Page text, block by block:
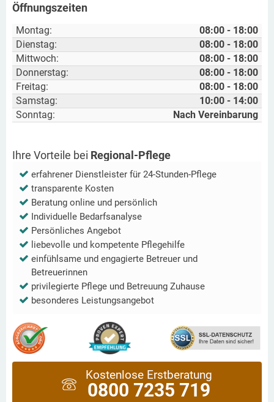
Öffnungszeiten
Montag:
08:00 - 18:00
Dienstag:
08:00 - 18:00
Mittwoch:
08:00 - 18:00
Donnerstag:
08:00 - 18:00
Freitag:
08:00 - 18:00
Samstag:
10:00 - 14:00
Sonntag:
Nach Vereinbarung
Ihre Vorteile bei Regional-Pflege
erfahrener Dienstleister für 24-Stunden-Pflege
transparente Kosten
Beratung online und persönlich
Individuelle Bedarfsanalyse
Persönliches Angebot
liebevolle und kompetente Pflegehilfe
einfühlsame und engagierte Betreuer und
Betreuerinnen
privilegierte Pflege und Betreuung Zuhause
besonderes Leistungsangebot
Kostenlose Erstberatung
0800 7235 719